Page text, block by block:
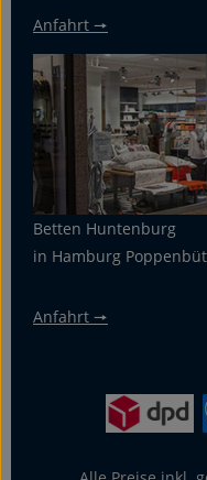
Anfahrt 🠖
Betten Huntenburg
in Hamburg
Anfahrt 🠖